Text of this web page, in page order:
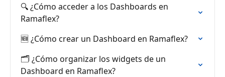
🔍 ¿Cómo acceder a los Dashboards en
Ramaflex?
🆕 ¿Cómo crear un Dashboard en Ramaflex?
🗂️ ¿Cómo organizar los widgets de un
Dashboard en Ramaflex?